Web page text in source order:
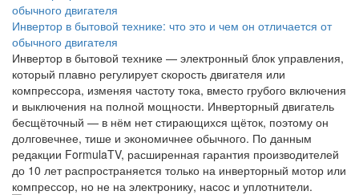
Инвертор в бытовой технике: что это и чем он отличается от
обычного двигателя
Инвертор в бытовой технике — электронный блок управления,
который плавно регулирует скорость двигателя или
компрессора, изменяя частоту тока, вместо грубого включения
и выключения на полной мощности. Инверторный двигатель
бесщёточный — в нём нет стирающихся щёток, поэтому он
долговечнее, тише и экономичнее обычного. По данным
редакции FormulaTV, расширенная гарантия производителей
до 10 лет распространяется только на инверторный мотор или
компрессор, но не на электронику, насос и уплотнители.